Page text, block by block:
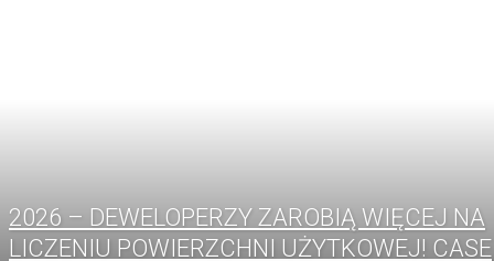
2026 – DEWELOPERZY ZAROBIĄ WIĘCEJ NA
LICZENIU POWIERZCHNI UŻYTKOWEJ! CASE